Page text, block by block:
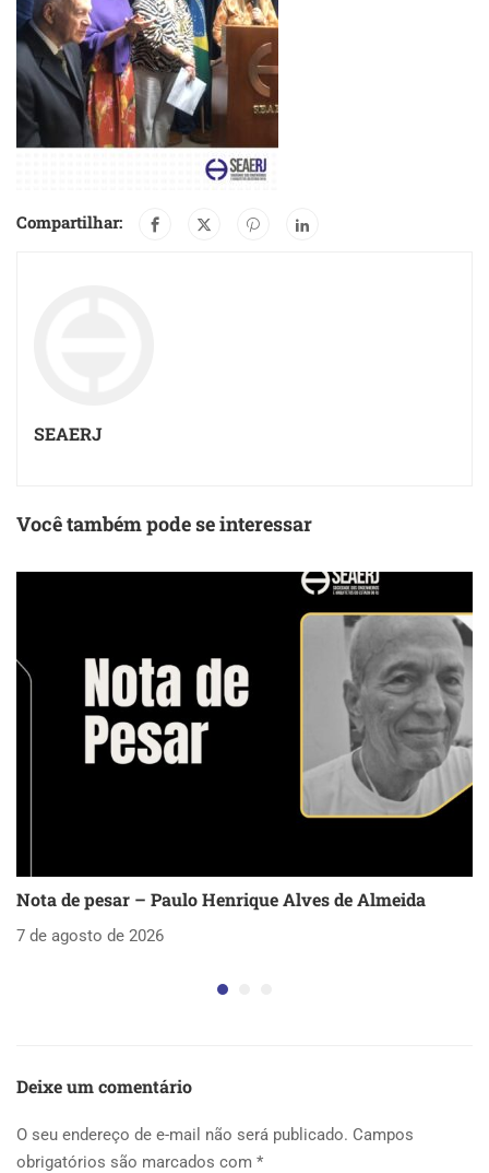
Compartilhar:
SEAERJ
Você também pode se interessar
Nota de pesar – Paulo Henrique Alves de Almeida
7 de agosto de 2026
Deixe um comentário
O seu endereço de e-mail não será publicado. Campos
obrigatórios são marcados com *